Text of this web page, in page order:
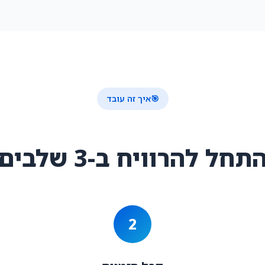
🎯איך זה עובד
להרוויח ב-3 שלבים
2